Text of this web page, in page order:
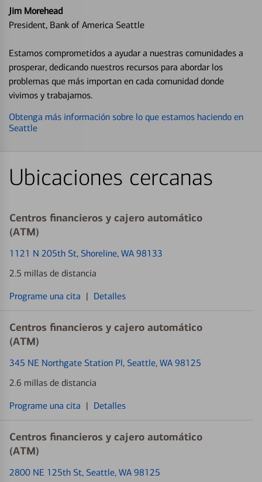
Jim Morehead
President, Bank of America Seattle
Estamos comprometidos a ayudar a nuestras comunidades a
prosperar, dedicando nuestros recursos para abordar los
problemas que más importan en cada comunidad donde
vivimos y trabajamos.
Obtenga más información sobre lo que estamos haciendo en
Seattle
Ubicaciones cercanas
Centros financieros y cajero automático
(ATM)
1121 N 205th St, Shoreline, WA 98133
2.5 millas de distancia
Programe una cita | Detalles
Centros financieros y cajero automático
(ATM)
345 NE Northgate Station Pl, Seattle, WA 98125
2.6 millas de distancia
Programe una cita | Detalles
Centros financieros y cajero automático
(ATM)
2800 NE 125th St, Seattle, WA 98125